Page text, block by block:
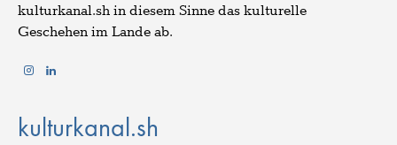
kulturkanal.sh in diesem Sinne das kulturelle
Geschehen im Lande ab.
kulturkanal.sh